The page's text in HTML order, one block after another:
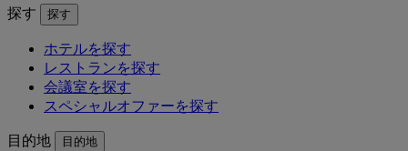
探す 探す
ホテルを探す
レストランを探す
会議室を探す
スペシャルオファーを探す
目的地 目的地